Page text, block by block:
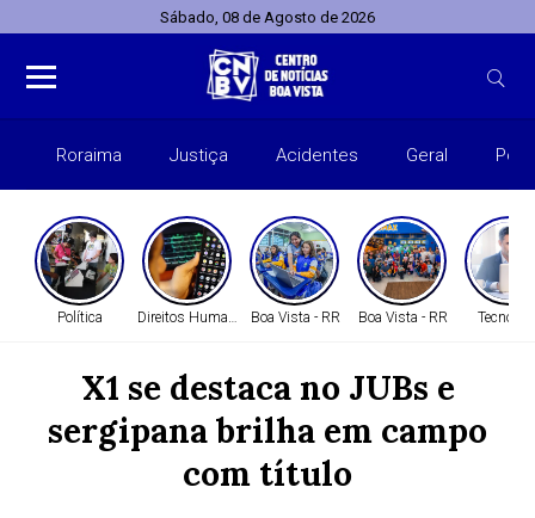
Sábado, 08 de Agosto de 2026
Roraima Justiça Acidentes Geral
Política Direitos HumanosBoa Vista - RR Boa Vista - RR
X1 se destaca no JUBs e
sergipana brilha em campo
com título